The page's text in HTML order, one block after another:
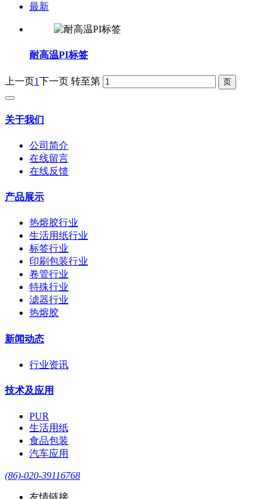
最新
耐高温PI标签
上一页1下一页 转至第
关于我们
公司简介
在线留言
在线反馈
产品展示
热熔胶行业
生活用纸行业
标签行业
印刷包装行业
卷管行业
特殊行业
滤器行业
热熔胶
新闻动态
行业资讯
技术及应用
PUR
生活用纸
食品包装
汽车应用
(86)-020-39116768
友情链接